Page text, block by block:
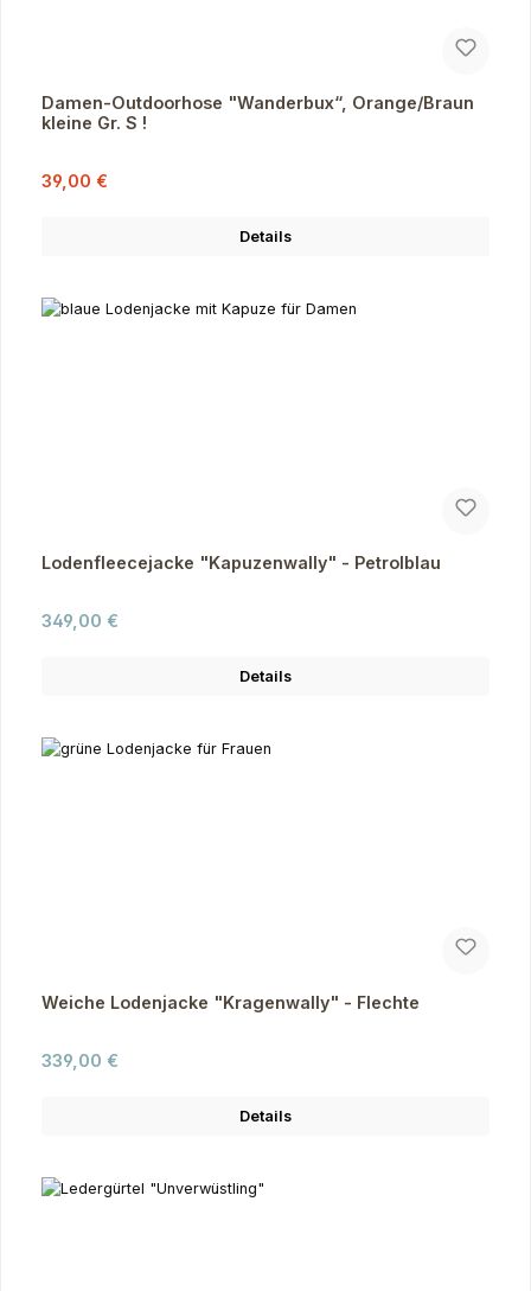
Damen-Outdoorhose "Wanderbux“, Orange/Braun
kleine Gr. S !
Verkaufspreis:
39,00 €
Details
Lodenfleecejacke "Kapuzenwally" - Petrolblau
Regulärer Preis:
349,00 €
Details
Weiche Lodenjacke "Kragenwally" - Flechte
Regulärer Preis:
339,00 €
Details